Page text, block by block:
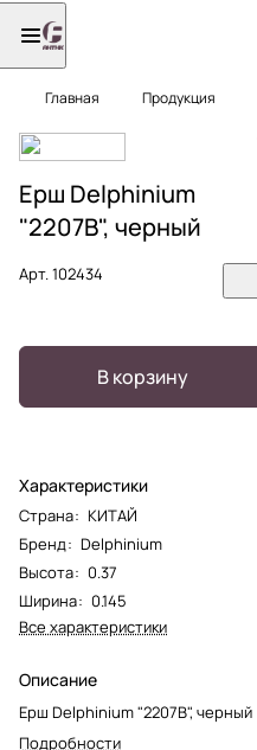
Главная Продукция
Ерш Delphinium
"2207В", черный
Арт.102434
В корзину
Характеристики
Страна: КИТАЙ
Бренд: Delphinium
Высота: 0.37
Ширина: 0.145
Все характеристики
Описание
Ерш Delphinium "2207В", черный
Подробности